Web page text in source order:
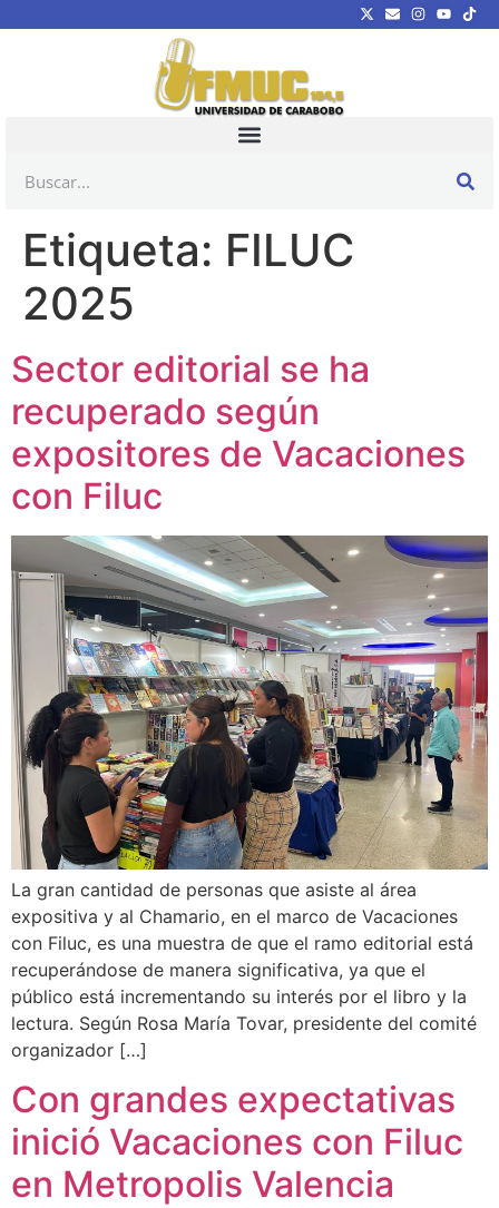
Etiqueta: FILUC
2025
Sector editorial se ha
recuperado según
expositores de Vacaciones
con Filuc
La gran cantidad de personas que asiste al área
expositiva y al Chamario, en el marco de Vacaciones
con Filuc, es una muestra de que el ramo editorial está
recuperándose de manera significativa, ya que el
público está incrementando su interés por el libro y la
lectura. Según Rosa María Tovar, presidente del comité
organizador […]
Con grandes expectativas
inició Vacaciones con Filuc
en Metropolis Valencia